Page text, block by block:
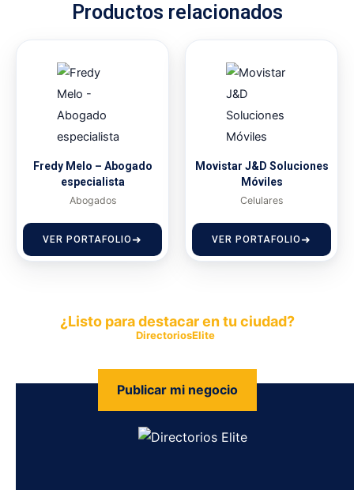
Productos relacionados
Fredy Melo – Abogado
especialista
Abogados
VER PORTAFOLIO
Movistar J&D Soluciones
Móviles
Celulares
VER PORTAFOLIO
¿Listo para destacar en tu ciudad?
DirectoriosElite
Publicar mi negocio